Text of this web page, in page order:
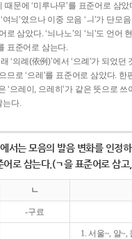
때문에 ‘미루나무’를 표준어로 삼았
늬’였으나 이중 모음 ‘ㅢ’가 단모
로 삼았다. ‘늬나노’의 ‘늬’도 언어
표준어로 삼는다.
‘의례(依例)’에서 ‘으례’가 되었던
므로 ‘으레’를 표준어로 삼았다. 한
‘으레이, 으레히’가 같은 뜻으로
는다.
서는 모음의 발음 변화를 인정
어로 삼는다.(ㄱ을 표준어로 삼고
ㄴ
-구료
1. 서울~, 알~,